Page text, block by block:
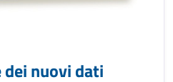
nuovi dati